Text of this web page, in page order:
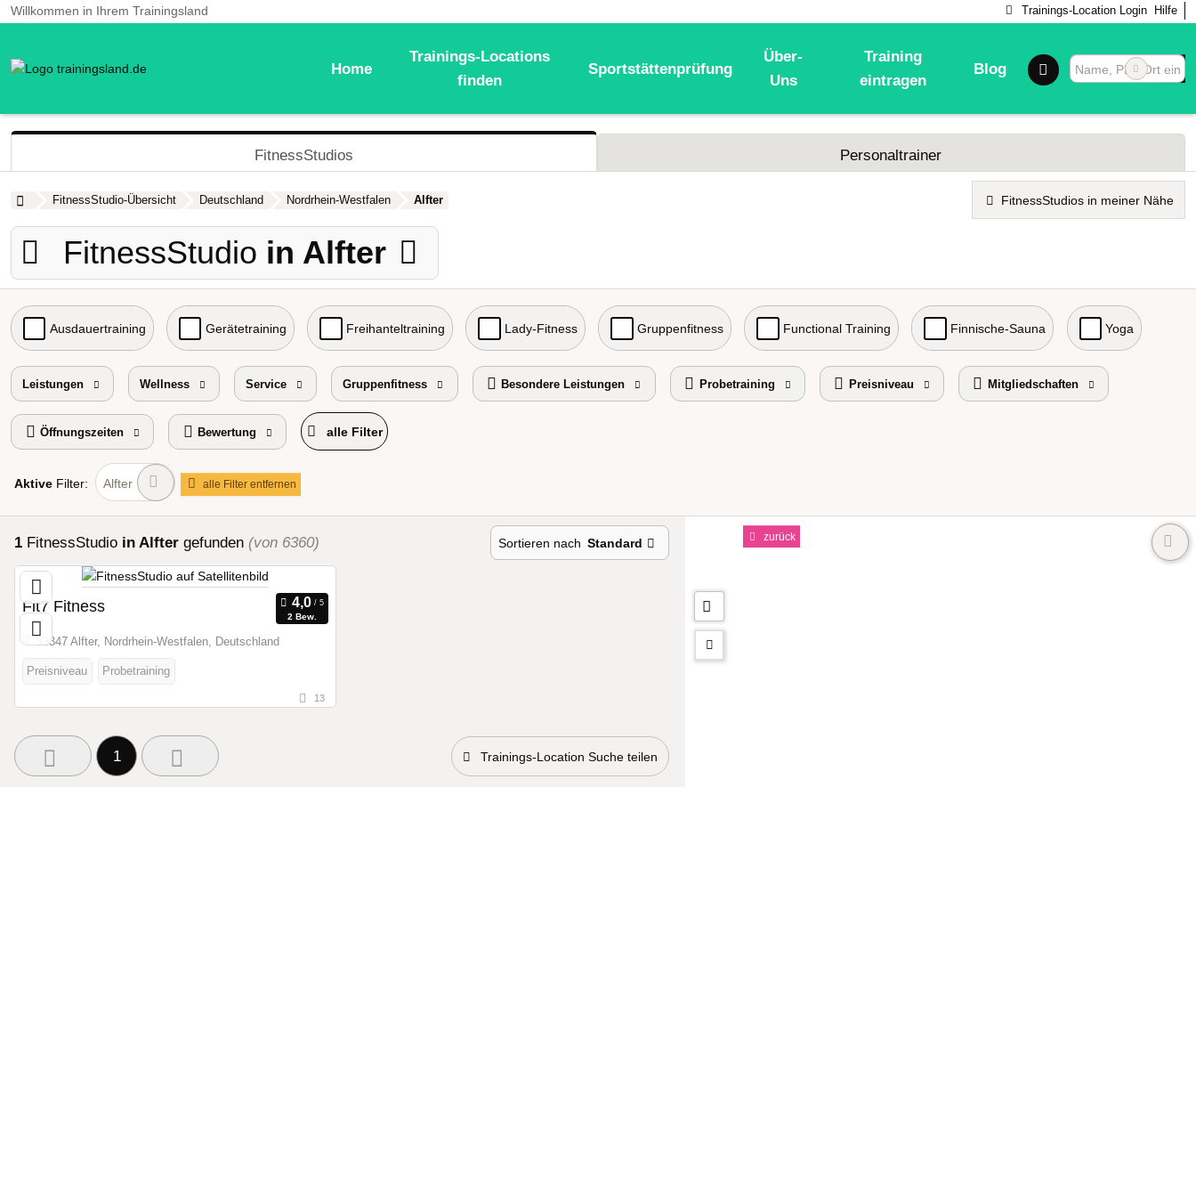
Willkommen in Ihrem Trainingsland Trainings-Location Login Hilfe
Home
Trainings-Locations
finden
Sportstättenprüfung
Über-
Uns
Training
eintragen
Blog
FitnessStudios Personaltrainer
FitnessStudio-Übersicht Deutschland Nordrhein-Westfalen Alfter FitnessStudios in meiner Nähe
FitnessStudio in Alfter
Ausdauertraining Gerätetraining Freihanteltraining Lady-Fitness Gruppenfitness Functional Training Finnische-Sauna Yoga
Probetraining Preisniveau
Leistungen Wellness Service Gruppenfitness Besondere Leistungen Probetraining Preisniveau Mitgliedschaften
Öffnungszeiten Bewertung alle Filter
Aktive Filter: Alfter alle Filter entfernen
1 FitnessStudio in Alfter gefunden (von 6360) Sortieren nach Standard
Fit7 Fitness
2 Bew.
53347 Alfter, Nordrhein-Westfalen, Deutschland
Preisniveau Probetraining
13
1 Trainings-Location Suche teilen
zurück